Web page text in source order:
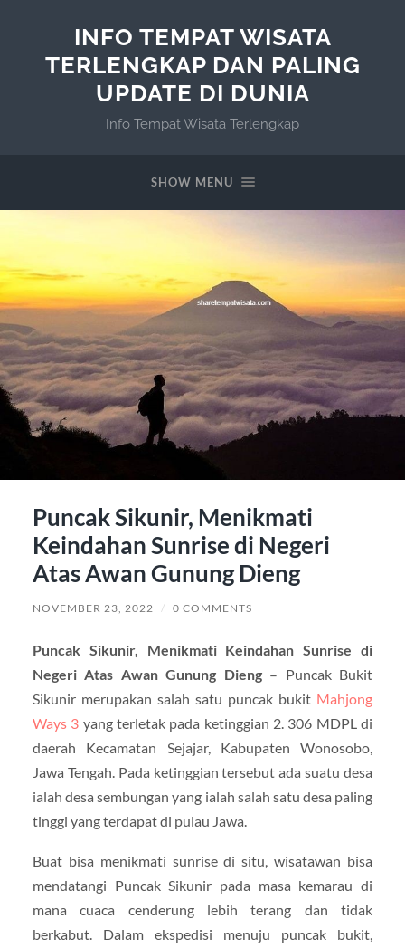
INFO TEMPAT WISATA
TERLENGKAP DAN PALING
UPDATE DI DUNIA
Info Tempat Wisata Terlengkap
SHOW MENU
Puncak Sikunir, Menikmati
Keindahan Sunrise di Negeri
Atas Awan Gunung Dieng
NOVEMBER 23, 2022 / 0 COMMENTS
Puncak Sikunir, Menikmati Keindahan Sunrise di
Negeri Atas Awan Gunung Dieng– Puncak Bukit
Sikunir merupakan salah satu puncak bukit Mahjong
Ways 3 yang terletak pada ketinggian 2. 306 MDPL di
daerah Kecamatan Sejajar, Kabupaten Wonosobo,
Jawa Tengah. Pada ketinggian tersebut ada suatu desa
ialah desa sembungan yang ialah salah satu desa paling
tinggi yang terdapat di pulau Jawa.
Buat bisa menikmati sunrise di situ, wisatawan bisa
mendatangi Puncak Sikunir pada masa kemarau di
mana cuaca cenderung lebih terang dan tidak
berkabut. Dalam ekspedisi menuju puncak bukit,